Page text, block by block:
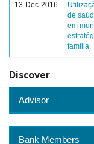
13-Dec-2016
de
em
família.
Discover
Advisor
Bank Members